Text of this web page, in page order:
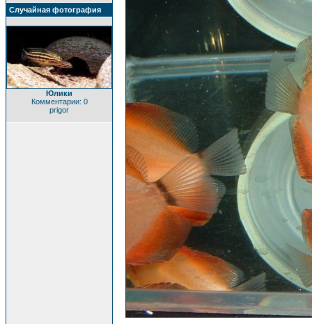
Случайная фотография
Юлики
Комментарии: 0
prigor